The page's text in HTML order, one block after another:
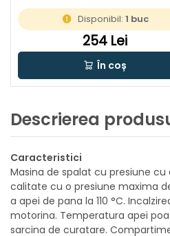
Disponibil: 1 buc
254 Lei
În coș
Descrierea
Caracteristici
Masina de spalat cu presiune
calitate cu o presiune maxima
a apei de pana la 110 °C.
motorina. Temperatura apei
sarcina de curatare.